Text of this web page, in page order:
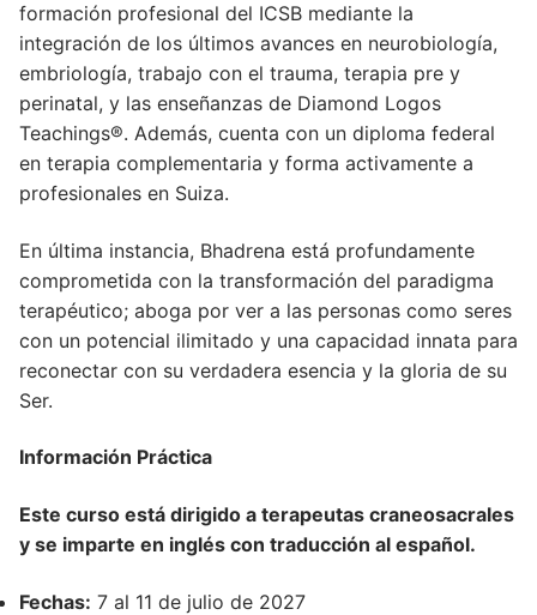
formación profesional del ICSB mediante la
integración de los últimos avances en neurobiología,
embriología, trabajo con el trauma, terapia pre y
perinatal, y las enseñanzas de Diamond Logos
Teachings®. Además, cuenta con un diploma federal
en terapia complementaria y forma activamente a
profesionales en Suiza.
En última instancia, Bhadrena está profundamente
comprometida con la transformación del paradigma
terapéutico; aboga por ver a las personas como seres
con un potencial ilimitado y una capacidad innata para
reconectar con su verdadera esencia y la gloria de su
Ser.
Información Práctica
Este curso está dirigido a terapeutas craneosacrales
y se imparte en inglés con traducción al español.
Fechas: 7 al 11 de julio de 2027